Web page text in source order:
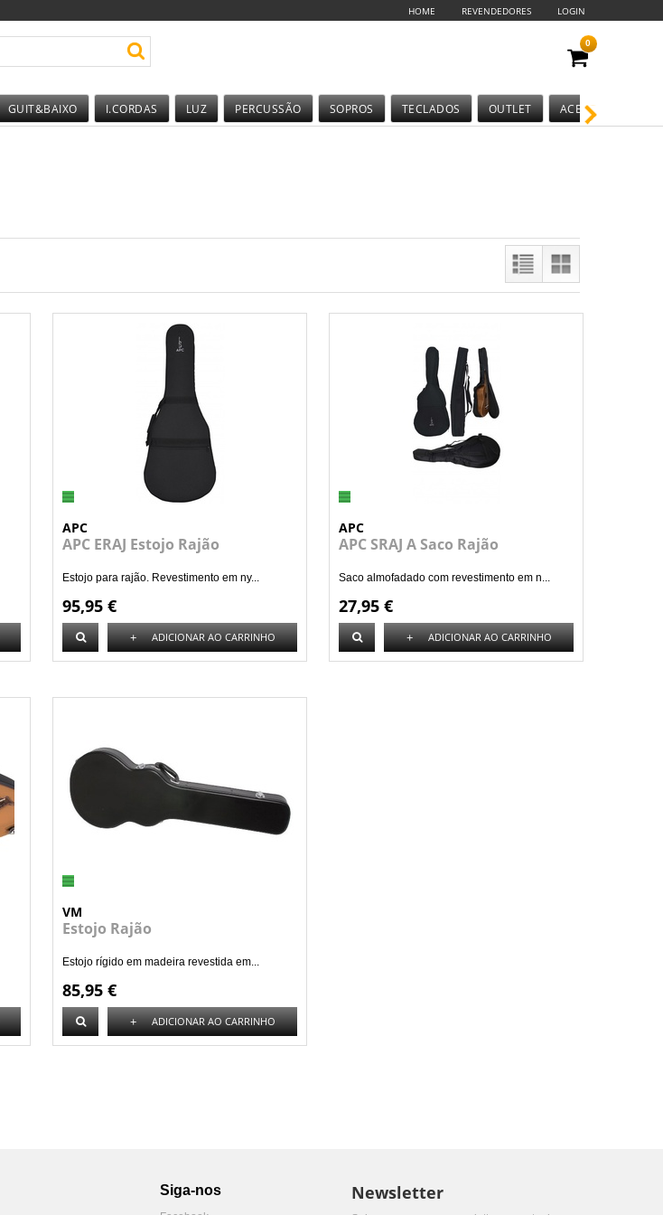
HOME REVENDEDORES LOGIN
0
GUIT&BAIXO I.CORDAS LUZ PERCUSSÃO SOPROS TECLADOS OUTLET ACESSÓRIOS
APC
APC ERAJ Estojo Rajão
Estojo para rajão. Revestimento em ny...
95,95 €
+ ADICIONAR AO CARRINHO
APC
APC SRAJ A Saco Rajão
Saco almofadado com revestimento em n...
27,95 €
+ ADICIONAR AO CARRINHO
VM
Estojo Rajão
Estojo rígido em madeira revestida em...
85,95 €
+ ADICIONAR AO CARRINHO
Siga-nos Newsletter